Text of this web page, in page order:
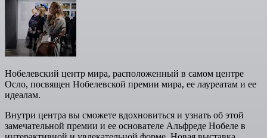
Нобелевский центр мира, расположенный в самом центре
Осло, посвящен Нобелевской премии мира, ее лауреатам и ее
идеалам.
Внутри центра вы сможете вдохновиться и узнать об этой
замечательной премии и ее основателе Альфреде Нобеле в